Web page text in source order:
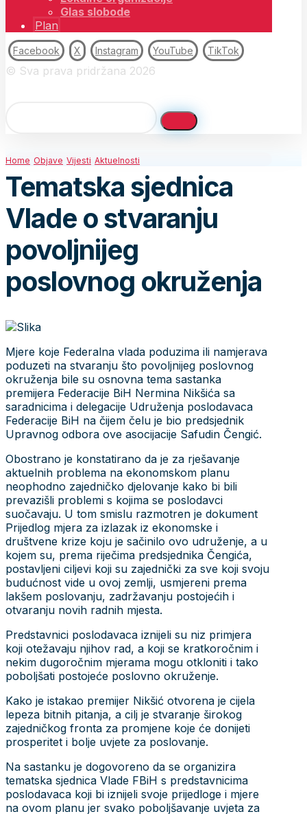
Glas slobode
Plan
Facebook X Instagram YouTube TikTok
© Sva prava pridržana 2026
Home Objave Vijesti Aktuelnosti
Tematska sjednica
Vlade o stvaranju
povoljnijeg
poslovnog okruženja
Mjere koje Federalna vlada poduzima ili namjerava
poduzeti na stvaranju što povoljnijeg poslovnog
okruženja bile su osnovna tema sastanka
premijera Federacije BiH Nermina Nikšića sa
saradnicima i delegacije Udruženja poslodavaca
Federacije BiH na čijem čelu je bio predsjednik
Upravnog odbora ove asocijacije Safudin Čengić.
Obostrano je konstatirano da je za rješavanje
aktuelnih problema na ekonomskom planu
neophodno zajedničko djelovanje kako bi bili
prevazišli problemi s kojima se poslodavci
suočavaju. U tom smislu razmotren je dokument
Prijedlog mjera za izlazak iz ekonomske i
društvene krize koju je sačinilo ovo udruženje, a u
kojem su, prema riječima predsjednika Čengića,
postavljeni ciljevi koji su zajednički za sve koji svoju
budućnost vide u ovoj zemlji, usmjereni prema
lakšem poslovanju, zadržavanju postojećih i
otvaranju novih radnih mjesta.
Predstavnici poslodavaca iznijeli su niz primjera
koji otežavaju njihov rad, a koji se kratkoročnim i
nekim dugoročnim mjerama mogu otkloniti i tako
poboljšati postojeće poslovno okruženje.
Kako je istakao premijer Nikšić otvorena je cijela
lepeza bitnih pitanja, a cilj je stvaranje širokog
zajedničkog fronta za promjene koje će donijeti
prosperitet i bolje uvjete za poslovanje.
Na sastanku je dogovoreno da se organizira
tematska sjednica Vlade FBiH s predstavnicima
poslodavaca koji bi iznijeli svoje prijedloge i mjere
na ovom planu jer svako poboljšavanje uvjeta za